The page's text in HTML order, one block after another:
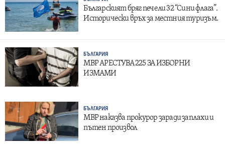
Българският бряг печели 32 “Сини флага”.
Исторически връх за местния туризъм.
БЪЛГАРИЯ
МВР АРЕСТУВА 225 ЗА ИЗБОРНИ
ИЗМАМИ
БЪЛГАРИЯ
МВР наказва прокурор заради заплахи и
пътен произвол